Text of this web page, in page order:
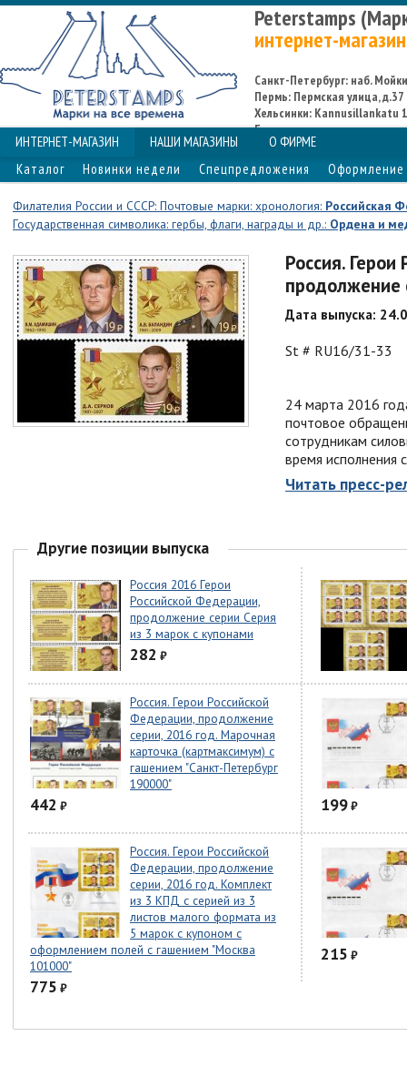
Peterstamps
интернет-магазин
Санкт-Петербург: наб.
Пермь: Пермская улица, д.37
Хельсинки: Kannusillankatu
Espoo
ИНТЕРНЕТ-МАГАЗИН НАШИ МАГАЗИНЫ
О ФИРМЕ
Каталог
Новинки недели Спецпредложения Оформление
Филателия России и СССР: Почтовые марки: хронология: Российская
Государственная символика: гербы, флаги, награды и др.: Ордена и
Россия.
продолжение
Дата выпуска:
St # RU16/31-33
24 марта 2016
почтовое
сотрудникам
время исполнения
Читать пресс-
Другие позиции выпуска
Россия 2016 Герои
Российской Федерации,
продолжение серии Серия
из 3 марок с купонами
282 ₽
Россия. Герои Российской
Федерации, продолжение
серии, 2016 год. Марочная
карточка (картмаксимум) с
гашением "Санкт-Петербург
190000"
442 ₽ 199₽
Россия. Герои Российской
Федерации, продолжение
серии, 2016 год. Комплект
из 3 КПД с серией из 3
листов малого формата из
5 марок с купоном с
оформлением полей с гашением "Москва
101000"
775 ₽
215 ₽